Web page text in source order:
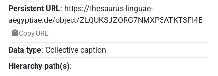
Persistent URL: https://thesaurus-linguae-
aegyptiae.de/object/ZLQUKSJZORG7NMXP3ATKT3FI4E
Copy URL
Data type: Collective caption
Hierarchy path(s):